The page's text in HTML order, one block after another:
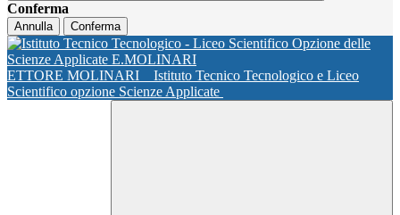
Conferma
Annulla Conferma
ETTORE MOLINARI
Istituto Tecnico Tecnologico e Liceo
Scientifico opzione Scienze Applicate